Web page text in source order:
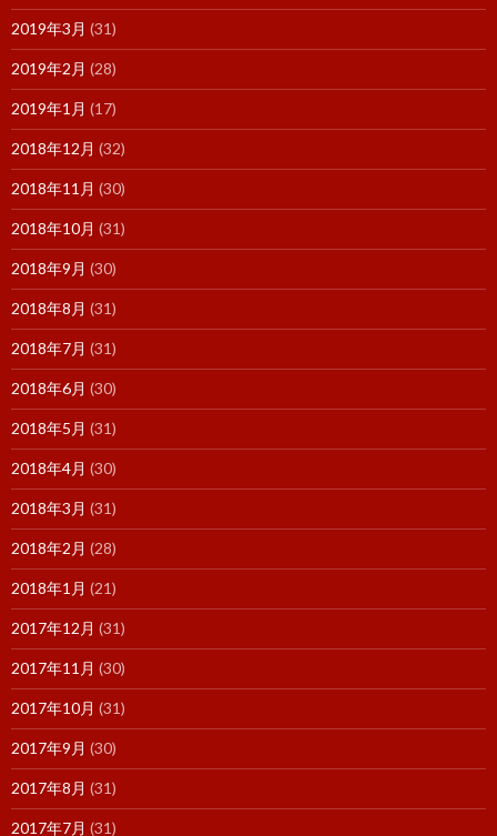
2019年3月 (31)
2019年2月 (28)
2019年1月 (17)
2018年12月 (32)
2018年11月 (30)
2018年10月 (31)
2018年9月 (30)
2018年8月 (31)
2018年7月 (31)
2018年6月 (30)
2018年5月 (31)
2018年4月 (30)
2018年3月 (31)
2018年2月 (28)
2018年1月 (21)
2017年12月 (31)
2017年11月 (30)
2017年10月 (31)
2017年9月 (30)
2017年8月 (31)
2017年7月 (31)